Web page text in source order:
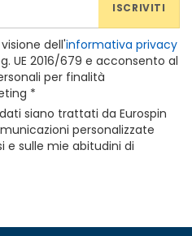
ISCRIVITI
dell'informativa privacy
UE 2016/679 e acconsento al
per finalità
*
siano trattati da Eurospin
personalizzate
e sulle mie abitudini di